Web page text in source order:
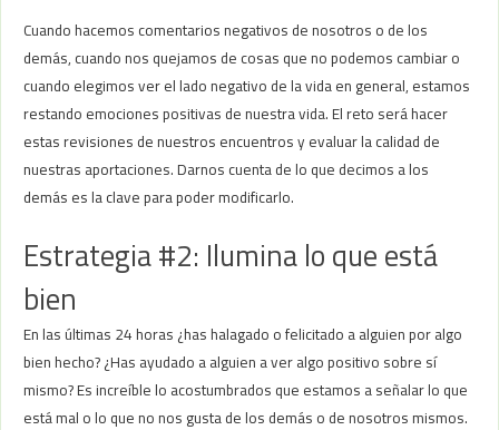
Cuando hacemos comentarios negativos de nosotros o de los
demás, cuando nos quejamos de cosas que no podemos cambiar o
cuando elegimos ver el lado negativo de la vida en general, estamos
restando emociones positivas de nuestra vida. El reto será hacer
estas revisiones de nuestros encuentros y evaluar la calidad de
nuestras aportaciones. Darnos cuenta de lo que decimos a los
demás es la clave para poder modificarlo.
Estrategia #2: Ilumina lo que está
bien
En las últimas 24 horas ¿has halagado o felicitado a alguien por algo
bien hecho? ¿Has ayudado a alguien a ver algo positivo sobre sí
mismo? Es increíble lo acostumbrados que estamos a señalar lo que
está mal o lo que no nos gusta de los demás o de nosotros mismos.